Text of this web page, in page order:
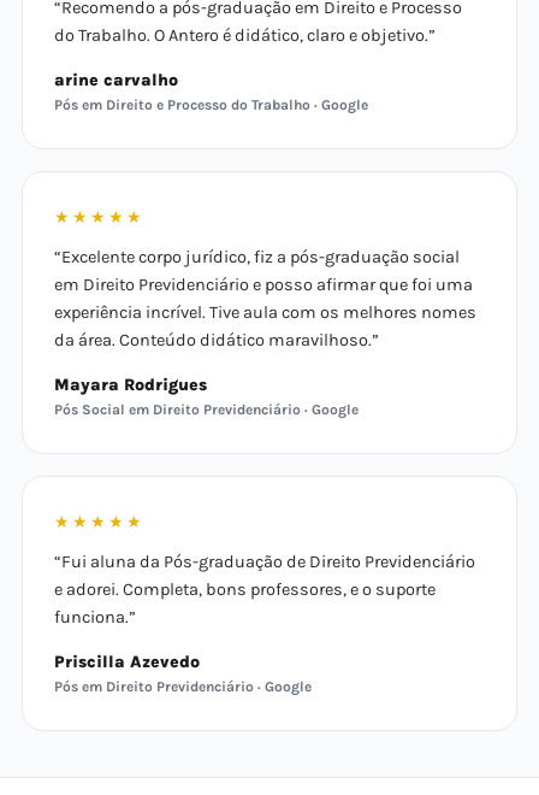
“Recomendo a pós-graduação em Direito e Processo
do Trabalho. O Antero é didático, claro e objetivo.”
arine carvalho
Pós em Direito e Processo do Trabalho · Google
★★★★★
“Excelente corpo jurídico, fiz a pós-graduação social
em Direito Previdenciário e posso afirmar que foi uma
experiência incrível. Tive aula com os melhores nomes
da área. Conteúdo didático maravilhoso.”
Mayara Rodrigues
Pós Social em Direito Previdenciário · Google
★★★★★
“Fui aluna da Pós-graduação de Direito Previdenciário
e adorei. Completa, bons professores, e o suporte
funciona.”
Priscilla Azevedo
Pós em Direito Previdenciário · Google